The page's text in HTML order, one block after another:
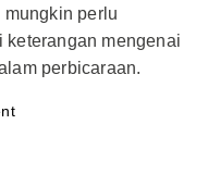
perlu
keterangan mengenai
perbicaraan.